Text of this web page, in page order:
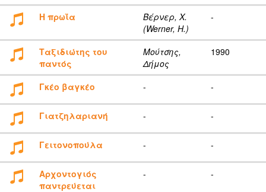
Η πρωΐα
Βέρνερ, Χ.
(Werner, H.)
-
Ταξιδιώτης του
παντός
Μούτσης,
Δήμος
1990
Γκέο βαγκέο - -
Γιατζηλαριανή - -
Γειτονοπούλα - -
Αρχοντογιός
παντρεύεται
- -